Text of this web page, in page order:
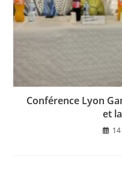
Conférence Lyon
et